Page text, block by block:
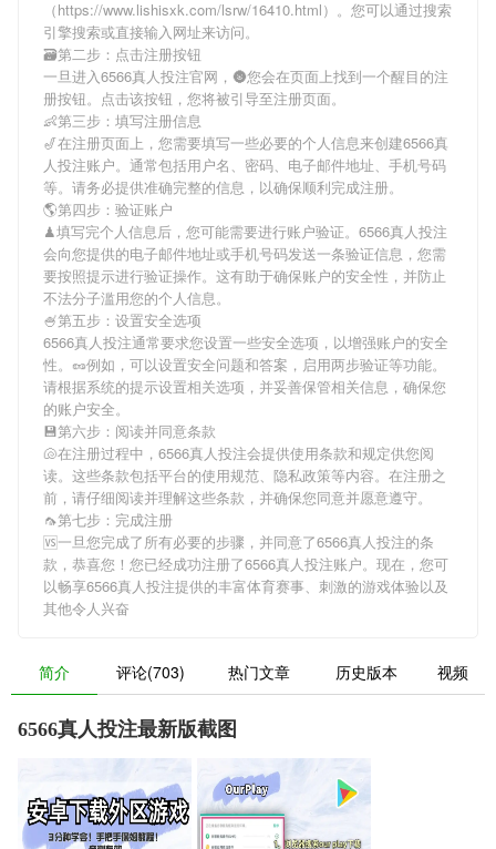
（https://www.lishisxk.com/lsrw/16410.html）。您可以通过搜索
引擎搜索或直接输入网址来访问。
🗃第二步：点击注册按钮
一旦进入6566真人投注官网，🌚您会在页面上找到一个醒目的注
册按钮。点击该按钮，您将被引导至注册页面。
👶第三步：填写注册信息
🎷在注册页面上，您需要填写一些必要的个人信息来创建6566真
人投注账户。通常包括用户名、密码、电子邮件地址、手机号码
等。请务必提供准确完整的信息，以确保顺利完成注册。
🌎第四步：验证账户
♟填写完个人信息后，您可能需要进行账户验证。 6566真人投注
会向您提供的电子邮件地址或手机号码发送一条验证信息，您需
要按照提示进行验证操作。这有助于确保账户的安全性，并防止
不法分子滥用您的个人信息。
🍧第五步：设置安全选项
6566真人投注通常要求您设置一些安全选项，以增强账户的安全
性。🥜例如，可以设置安全问题和答案，启用两步验证等功能。
请根据系统的提示设置相关选项，并妥善保管相关信息，确保您
的账户安全。
💾第六步：阅读并同意条款
🐚在注册过程中， 6566真人投注会提供使用条款和规定供您阅
读。这些条款包括平台的使用规范、隐私政策等内容。在注册之
前，请仔细阅读并理解这些条款，并确保您同意并愿意遵守。
🦟第七步：完成注册
🆚一旦您完成了所有必要的步骤，并同意了6566真人投注的条
款，恭喜您！您已经成功注册了6566真人投注账户。现在，您可
以畅享6566真人投注提供的丰富体育赛事、刺激的游戏体验以及
其他令人兴奋
简介 评论(703) 热门文章 历史版本 视频
6566真人投注最新版截图